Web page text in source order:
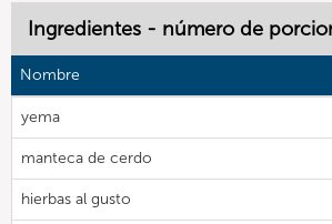
Ingredientes - número de
Nombre
yema
manteca de cerdo
hierbas al gusto